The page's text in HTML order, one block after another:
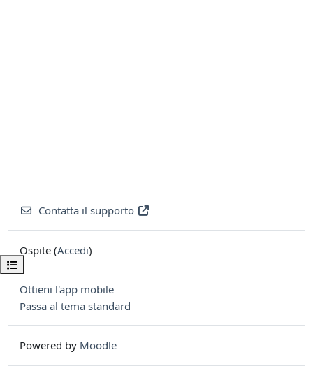
Apri indice del corso
Contatta il supporto
Ospite (Accedi)
Ottieni l'app mobile
Passa al tema standard
Powered by Moodle